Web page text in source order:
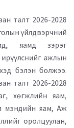
талт 2026-2028
үйлдвэрчний
яамд зэрэг
ажлын
бэлэн болжээ.
талт 2026-2028
хөгжлийн яам,
мэндийн яам, Аж
оролцуулан,